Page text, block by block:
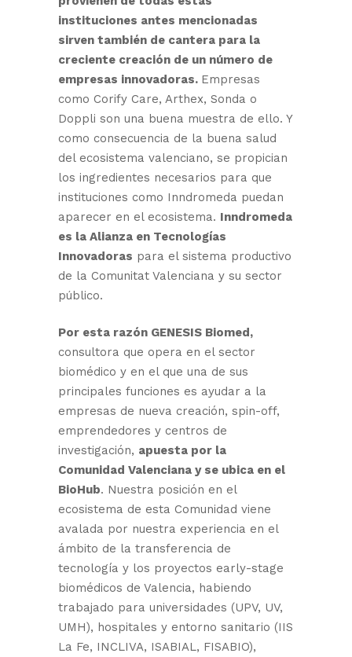
instituciones antes mencionadas
sirven también de cantera para la
creciente creación de un número de
empresas innovadoras. Empresas
como Corify Care, Arthex, Sonda o
Doppli son una buena muestra de ello. Y
como consecuencia de la buena salud
del ecosistema valenciano, se propician
los ingredientes necesarios para que
instituciones como Inndromeda puedan
aparecer en el ecosistema. Inndromeda
es la Alianza en Tecnologías
Innovadoras para el sistema productivo
de la Comunitat Valenciana y su sector
público.
Por esta razón GENESIS Biomed,
consultora que opera en el sector
biomédico y en el que una de sus
principales funciones es ayudar a la
empresas de nueva creación, spin-off,
emprendedores y centros de
investigación, apuesta por la
Comunidad Valenciana y se ubica en el
BioHub. Nuestra posición en el
ecosistema de esta Comunidad viene
avalada por nuestra experiencia en el
ámbito de la transferencia de
tecnología y los proyectos early-stage
biomédicos de Valencia, habiendo
trabajado para universidades (UPV, UV,
UMH), hospitales y entorno sanitario (IIS
La Fe, INCLIVA, ISABIAL, FISABIO),